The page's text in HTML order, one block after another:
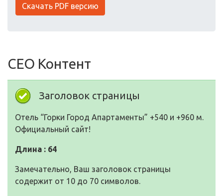
Скачать PDF версию
СЕО Контент
Заголовок страницы
Отель “Горки Город Апартаменты” +540 и +960 м.
Официальный сайт!
Длина : 64
Замечательно, Ваш заголовок страницы
содержит от 10 до 70 символов.